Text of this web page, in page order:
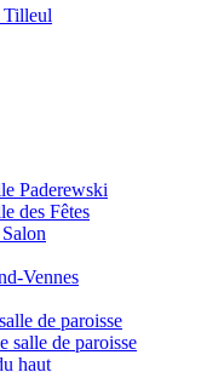
Tilleul
Paderewski
des Fêtes
Vennes
de paroisse
salle de paroisse
haut